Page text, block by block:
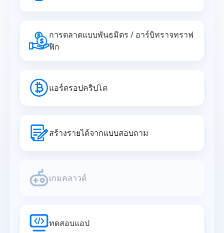
การตลาดแบบพันธมิตร / อาร์บิทราจทราฟ
ฟิก
แอร์ดรอปคริปโต
สร้างรายได้จากแบบสอบถาม
เกมคลาวด์
ทดสอบแอป